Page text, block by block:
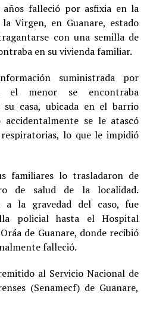
años falleció por asfixia en la
Virgen, en Guanare, estado
con una semilla de
en su vivienda familiar.
suministrada por
el menor se encontraba
su casa, ubicada en el barrio
accidentalmente se le atascó
lo que le impidió
familiares lo trasladaron de
de salud de la localidad.
a la gravedad del caso, fue
policial hasta el Hospital
de Guanare, donde recibió
falleció.
al Servicio Nacional de
(Senamecf) de Guanare,